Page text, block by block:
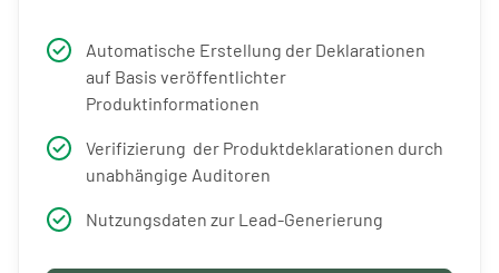
Automatische Erstellung der Deklarationen
auf Basis veröffentlichter
Produktinformationen
Verifizierung der Produktdeklarationen durch
unabhängige Auditoren
Nutzungsdaten zur Lead-Generierung